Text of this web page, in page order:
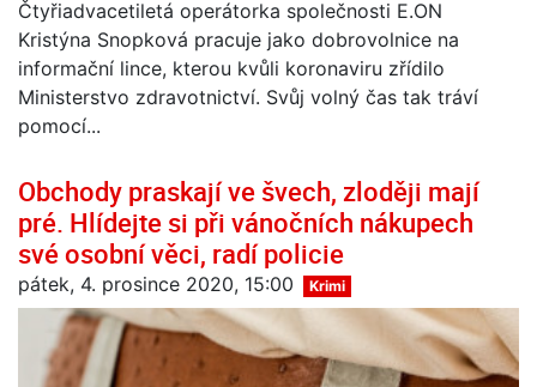
Čtyřiadvacetiletá operátorka společnosti E.ON
Kristýna Snopková pracuje jako dobrovolnice na
informační lince, kterou kvůli koronaviru zřídilo
Ministerstvo zdravotnictví. Svůj volný čas tak tráví
pomocí...
Obchody praskají ve švech, zloději mají
pré. Hlídejte si při vánočních nákupech
své osobní věci, radí policie
pátek, 4. prosince 2020, 15:00 Krimi